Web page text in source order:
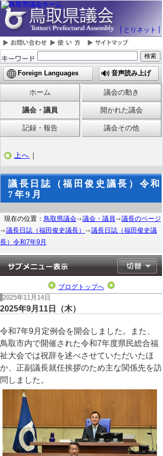
とりネット
Foreign Languages 音声読み上げ
ホーム 議会の動き
議会・議員 開かれた議会
記録・報告 議会その他
上へ ｜
議長日誌（福田俊史議長）令和
7年9月
現在の位置： 鳥取県議会 議会・議員
議長のページ
議長日誌（福田俊史議長）
議長日誌（福田俊史議
長）令和7年9月
ブログトップへ
2025年11月14日
2025年9月11日（木）
令和7年9月定例会を開会しました。また、
鳥取市内で開催された令和7年度県民総合福
祉大会では祝辞を述べさせていただいたほ
か、正副議長就任挨拶のため主な関係先を訪
問しました。